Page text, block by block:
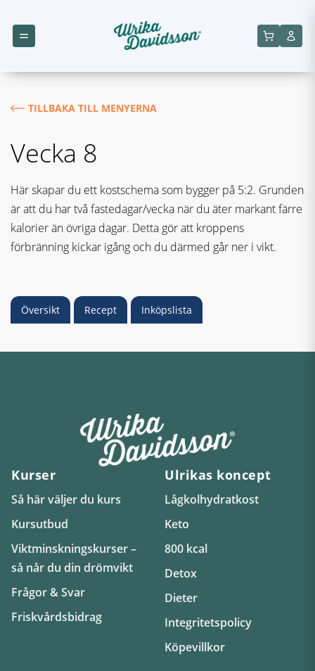
TILLBAKA TILL MENYERNA
Vecka 8
Här skapar du ett kostschema som bygger på 5:2. Grunden
är att du har två fastedagar/vecka när du äter markant färre
kalorier än övriga dagar. Detta gör att kroppens
förbränning kickar igång och du därmed går ner i vikt.
Översikt Recept Inköpslista
Kurser
Så här väljer du kurs
Kursutbud
Viktminskningskurser –
så når du din drömvikt
Frågor & Svar
Friskvårdsbidrag
Ulrikas koncept
Lågkolhydratkost
Keto
800 kcal
Detox
Dieter
Integritetspolicy
Köpevillkor